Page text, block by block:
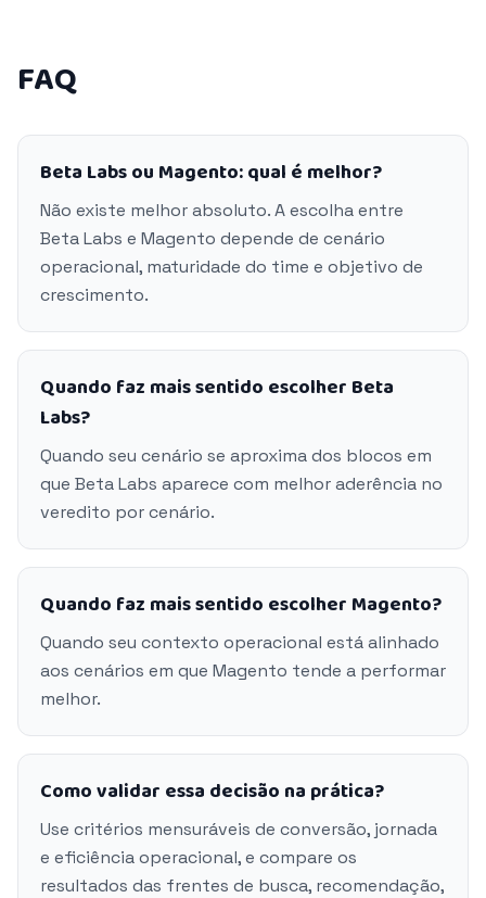
FAQ
Beta Labs ou Magento: qual é melhor?
Não existe melhor absoluto. A escolha entre
Beta Labs e Magento depende de cenário
operacional, maturidade do time e objetivo de
crescimento.
Quando faz mais sentido escolher Beta
Labs?
Quando seu cenário se aproxima dos blocos em
que Beta Labs aparece com melhor aderência no
veredito por cenário.
Quando faz mais sentido escolher Magento?
Quando seu contexto operacional está alinhado
aos cenários em que Magento tende a performar
melhor.
Como validar essa decisão na prática?
Use critérios mensuráveis de conversão, jornada
e eficiência operacional, e compare os
resultados das frentes de busca, recomendação,